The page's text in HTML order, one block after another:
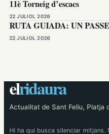
11è Torneig d’escacs
22 JULIOL 2026
RUTA GUIADA: UN
22 JULIOL 2026
elridaura
Actualitat de Sant Feliu, Platja
Hi ha qui busca silenciar